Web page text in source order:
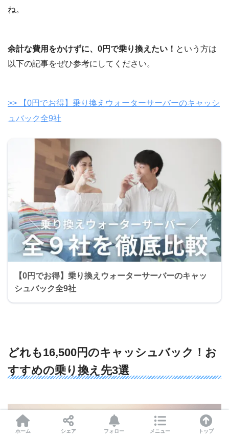
ね。
余計な費用をかけずに、0円で乗り換えたい！ という方は
以下の記事をぜひ参考にしてください。
>> 【0円でお得】乗り換えウォーターサーバーのキャッシ
ュバック全9社
【0円でお得】乗り換えウォーターサーバーのキャッ
シュバック全9社
どれも16,500円のキャッシュバック！お
すすめの乗り換え先3選
ホーム シェア フォロー メニュー トップ